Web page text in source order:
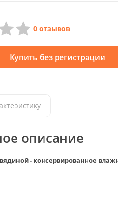
Купить без регистрации
0 отзывов
описание
- консервированное